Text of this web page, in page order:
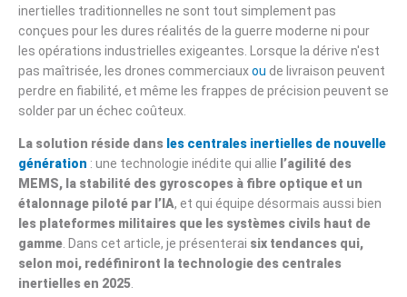
inertielles traditionnelles ne sont tout simplement pas
conçues pour les dures réalités de la guerre moderne ni pour
les opérations industrielles exigeantes. Lorsque la dérive n'est
pas maîtrisée, les drones commerciauxou de livraison peuvent
perdre en fiabilité, et même les frappes de précision peuvent se
solder par un échec coûteux.
La solution réside dans les centrales inertielles de nouvelle
génération : une technologie inédite qui allie l’agilité des
MEMS, la stabilité des gyroscopes à fibre optique et un
étalonnage piloté par l’IA, et qui équipe désormais aussi bien
les plateformes militaires que les systèmes civils haut de
gamme. Dans cet article, je présenterai six tendances qui,
selon moi, redéfiniront la technologie des centrales
inertielles en 2025.